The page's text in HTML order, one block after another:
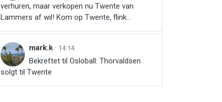
verhuren, maar verkopen nu Twente van
Lammers af wil! Kom op Twente, flink...
mark.k · 14:14
Bekreftet til Osloball: Thorvaldsen
solgt til Twente